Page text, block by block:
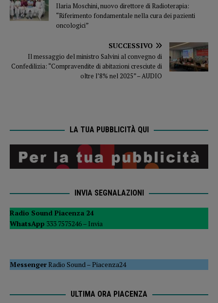
Ilaria Moschini, nuovo direttore di Radioterapia:
“Riferimento fondamentale nella cura dei pazienti
oncologici”
SUCCESSIVO
Il messaggio del ministro Salvini al convegno di
Confedilizia: “Compravendite di abitazioni cresciute di
oltre l’8% nel 2025” – AUDIO
LA TUA PUBBLICITÀ QUI
INVIA SEGNALAZIONI
Radio Sound Piacenza 24
WhatsApp 333 7575246 – Invia
MessengerRadio Sound–Piacenza24
ULTIMA ORA PIACENZA